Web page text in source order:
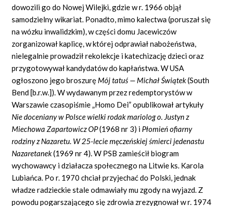
dowozili go do Nowej Wilejki, gdzie w r. 1966 objął
samodzielny wikariat. Ponadto, mimo kalectwa (poruszał się
na wózku inwalidzkim), w części domu Jacewiczów
zorganizował kaplicę, w której odprawiał nabożeństwa,
nielegalnie prowadził rekolekcje i katechizację dzieci oraz
przygotowywał kandydatów do kapłaństwa. W USA
ogłoszono jego broszurę Mój tatuś — MichałŚwiątek(South
Bend [b.r.w.]). W wydawanym przez redemptorystów w
Warszawie czasopiśmie „Homo Dei” opublikował artykuły
Nie doceniany w Polsce wielki rodak mariolog o. Justyn z
Miechowa Zapartowicz OP(1968 nr 3) i Płomieńofiarny
rodziny z Nazaretu. W 25-lecie męczeńskiejśmierci jedenastu
Nazaretanek(1969 nr 4). W PSB zamieścił biogram
wychowawcy i działacza społecznego na Litwie ks. Karola
Lubiańca. Po r. 1970 chciał przyjechać do Polski, jednak
władze radzieckie stale odmawiały mu zgody na wyjazd. Z
powodu pogarszającego się zdrowia zrezygnował w r. 1974